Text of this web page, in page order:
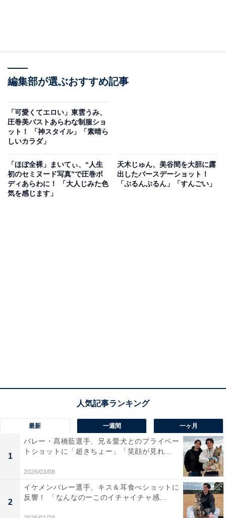
編集部が選ぶおすすめ記事
「可愛くてエロい」東雲うみ、
圧巻美バストあらわな制服ショ
ット！ 「神スタイル」「素晴ら
しいカラダ」
「ほぼ全裸」まいてぃ、“人生
初のセミヌード写真”で圧巻ボ
ディあらわに！ 「大人じみた色
気を感じます」
天木じゅん、美谷間を大胆に露
出したバースデーショット！
「ぷるんぷるん」「すんごい」
最新 一週間 一ヶ月
1
バレー・髙橋藍選手、兄＆愛犬とのプライベー
トショットに「超きちょー」「笑顔が見れ...
2026/03/08
2
イケメンバレー選手、キス＆耳食べショットに
反響！ 「なんなのーこのイチャイチャ感...